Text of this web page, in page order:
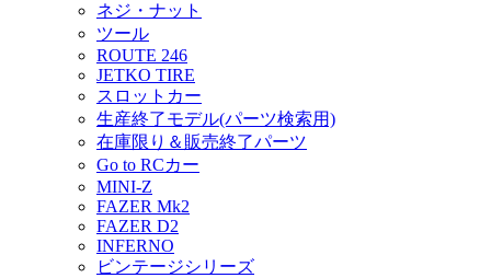
ネジ・ナット
ツール
ROUTE 246
JETKO TIRE
スロットカー
生産終了モデル(パーツ検索用)
在庫限り＆販売終了パーツ
Go to RCカー
MINI-Z
FAZER Mk2
FAZER D2
INFERNO
ビンテージシリーズ